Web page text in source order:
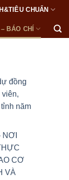
CHUẨN
BÁO CHÍ
đồng
viên,
năm
CƠ
VÀ